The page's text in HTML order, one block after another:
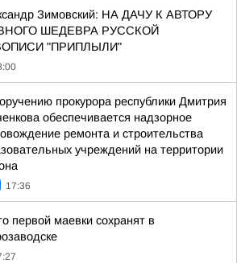
Зимовский: НА ДАЧУ К АВТОРУ
ШЕДЕВРА РУССКОЙ
"ПРИПЛЫЛИ"
прокурора республики Дмитрия
обеспечивается надзорное
ремонта и строительства
учреждений на территории
17:36
первой маевки сохранят в